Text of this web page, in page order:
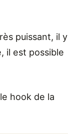
puissant, il y
il est possible
hook de la